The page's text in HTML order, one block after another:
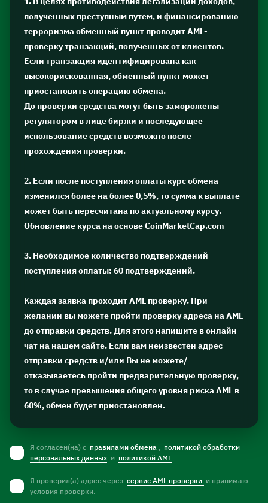
полученных преступным путем, и финансированию
терроризма обменный пункт проводит AML-
проверку транзакций, полученных от клиентов.
Если транзакция идентифицирована как
высокорискованная, обменный пункт может
приостановить операцию обмена.
До проверки средства могут быть заморожены
регулятором в лице биржи и последующее
использование средств возможно после
прохождения проверки.
2. Если после поступления оплаты курс обмена
изменился более на более 0,5%, то сумма к выплате
может быть пересчитана по актуальному курсу.
Обновление курса на основе CoinMarketCap.com
3. Необходимое количество подтверждений
поступления оплаты: 60 подтверждений.
Каждая заявка проходит AML проверку. При
желании вы можете пройти проверку адреса на AML
до отправки средств. Для этого напишите в онлайн
чат на нашем сайте. Если вам неизвестен адрес
отправки средств и/или Вы не можете/
отказываетесь пройти предварительную проверку,
то в случае превышения общего уровня риска AML в
60%, обмен будет приостановлен.
Я согласен(на) с правилами обмена , политикой обработки
персональных данных и политикой AML
Я проверил(а) адрес через сервис AML проверки и принимаю
условия проверки.